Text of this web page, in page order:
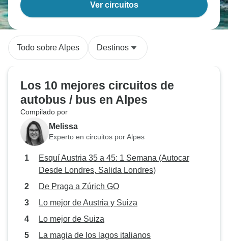
Ver circuitos
Todo sobre Alpes Destinos
Los 10 mejores circuitos de
autobus / bus en Alpes
Compilado por
Melissa
Experto en circuitos por Alpes
Esquí Austria 35 a 45: 1 Semana (Autocar
Desde Londres, Salida Londres)
De Praga a Zúrich GO
Lo mejor de Austria y Suiza
Lo mejor de Suiza
La magia de los lagos italianos